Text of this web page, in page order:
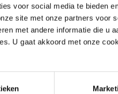
voor social media te bieden
site met onze partners voor
met andere informatie die u
U gaat akkoord met onze